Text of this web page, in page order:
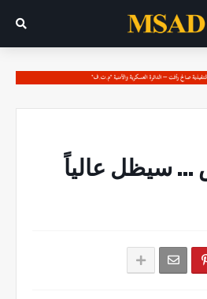
سيظل عالياً